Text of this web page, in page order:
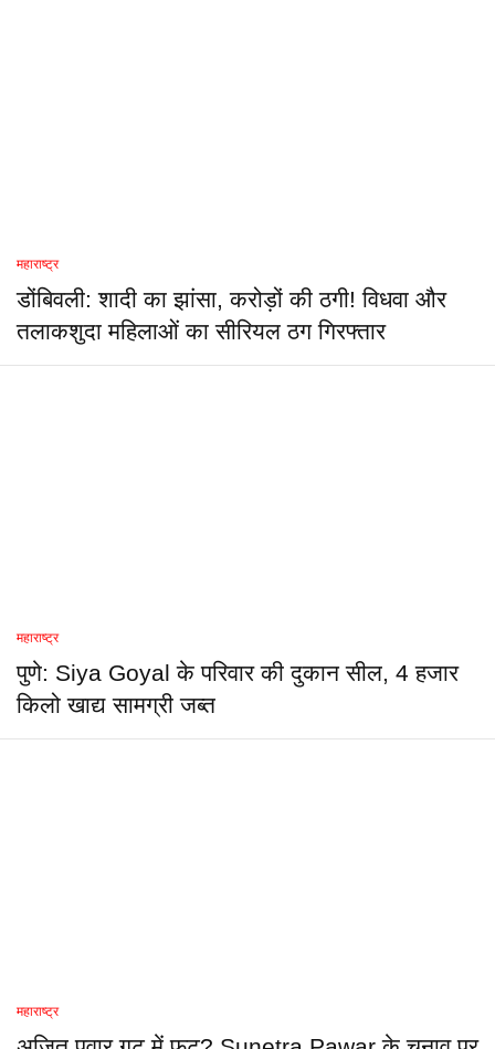
महाराष्ट्र
डोंबिवली: शादी का झांसा, करोड़ों की ठगी! विधवा और
तलाकशुदा महिलाओं का सीरियल ठग गिरफ्तार
महाराष्ट्र
पुणे: Siya Goyal के परिवार की दुकान सील, 4 हजार
किलो खाद्य सामग्री जब्त
महाराष्ट्र